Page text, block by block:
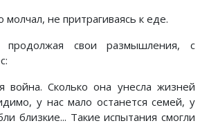
молчал, не притрагиваясь к еде.
свои размышления, с
война. Сколько она унесла жизней
у нас мало останется семей, у
близкие... Такие испытания смогли